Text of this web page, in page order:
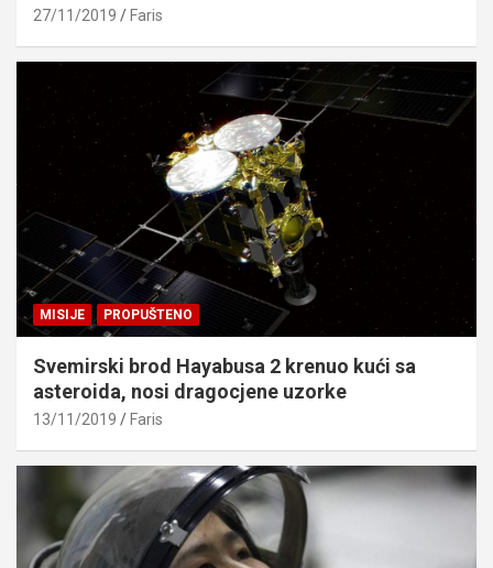
27/11/2019 Faris
MISIJE PROPUŠTENO
Svemirski brod Hayabusa 2 krenuo kući sa
asteroida, nosi dragocjene uzorke
13/11/2019 Faris